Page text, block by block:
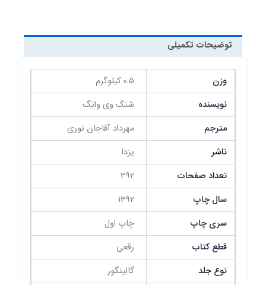
توضیحات تکمیلی
وزن
0.5 کیلوگرم
نویسنده
شنگ وی وانگ
مترجم
مهرداد آقاجان نوری
ناشر
یزدا
تعداد صفحات
392
سال چاپ
1392
سری چاپ
چاپ اول
قطع کتاب
رقعی
نوع جلد
گالینگور